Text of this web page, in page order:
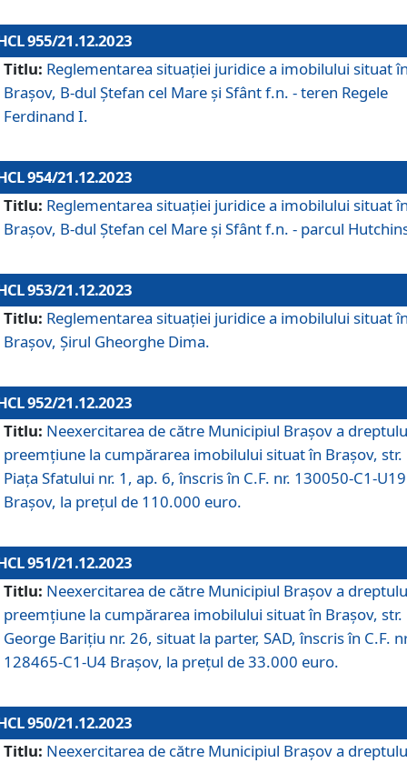
955/21.12.2023
Titlu: Reglementarea situației juridice a imobilului situat
Brașov, B-dul Ștefan cel Mare și Sfânt f.n. - teren Regele
Ferdinand I.
954/21.12.2023
Titlu: Reglementarea situației juridice a imobilului situat
Brașov, B-dul Ștefan cel Mare și Sfânt f.n. - parcul
953/21.12.2023
Titlu: Reglementarea situației juridice a imobilului situat
Brașov, Șirul Gheorghe Dima.
952/21.12.2023
Titlu: Neexercitarea de către Municipiul Brașov a
preemțiune la cumpărarea imobilului situat în Brașov, str.
Piața Sfatului nr. 1, ap. 6, înscris în C.F. nr. 130050-C1-U19
Brașov, la prețul de 110.000 euro.
951/21.12.2023
Titlu: Neexercitarea de către Municipiul Brașov a
preemțiune la cumpărarea imobilului situat în Brașov, str.
George Barițiu nr. 26, situat la parter, SAD, înscris în C.F.
128465-C1-U4 Brașov, la prețul de 33.000 euro.
950/21.12.2023
Titlu: Neexercitarea de către Municipiul Brașov a